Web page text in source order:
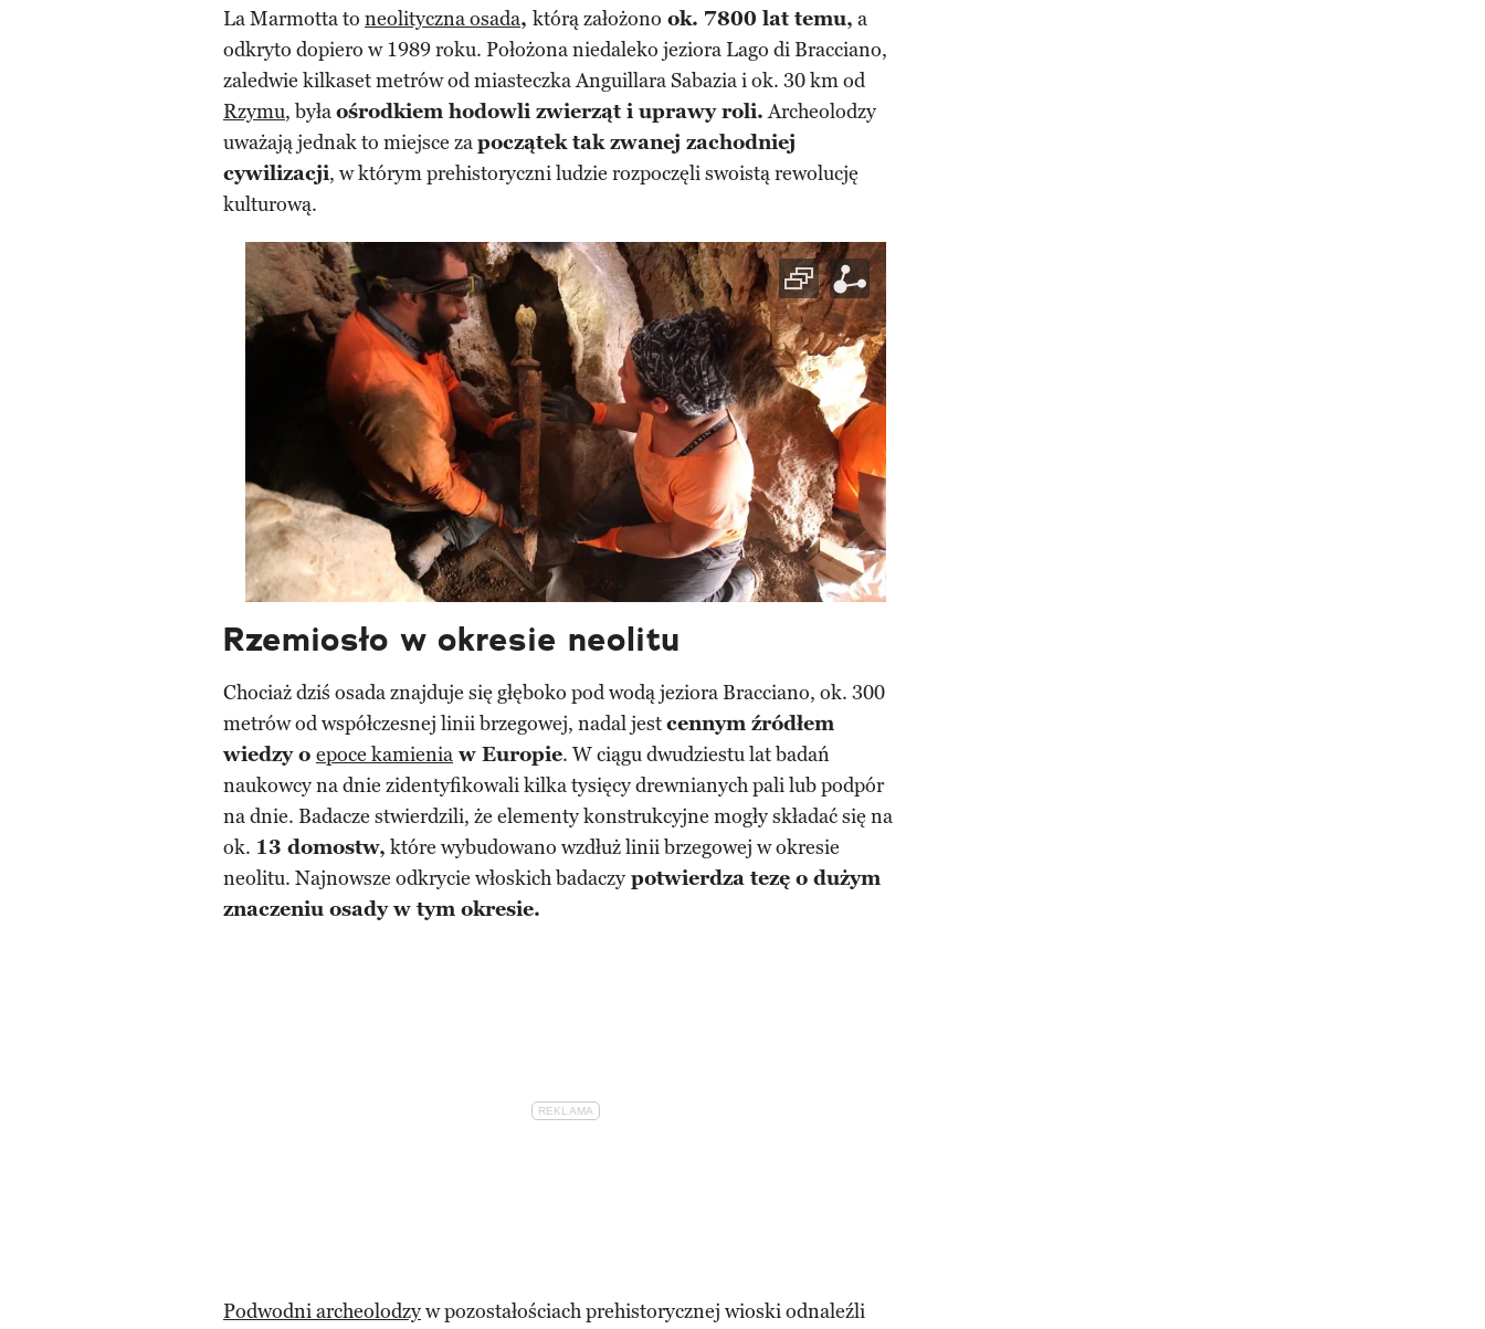
La Marmotta to neolityczna osada, którą założono ok. 7800 lat temu, a
odkryto dopiero w 1989 roku. Położona niedaleko jeziora Lago di Bracciano,
zaledwie kilkaset metrów od miasteczka Anguillara Sabazia i ok. 30 km od
Rzymu, byłaośrodkiem hodowli zwierząt i uprawy roli.Archeolodzy
uważają jednak to miejsce zapoczątek tak zwanej zachodniej
cywilizacji, w którym prehistoryczni ludzie rozpoczęli swoistą rewolucję
kulturową.
Rzemiosło w okresie neolitu
Chociaż dziś osada znajduje się głęboko pod wodą jeziora Bracciano, ok. 300
metrów od współczesnej linii brzegowej, nadal jestcennym źródłem
wiedzy o epoce kamienia w Europie. W ciągu dwudziestu lat badań
naukowcy na dnie zidentyfikowali kilka tysięcy drewnianych pali lub podpór
na dnie. Badacze stwierdzili, że elementy konstrukcyjne mogły składać się na
ok. 13 domostw, które wybudowano wzdłuż linii brzegowej w okresie
neolitu. Najnowsze odkrycie włoskich badaczy potwierdza tezę o dużym
znaczeniu osady w tym okresie.
Podwodni archeolodzyw pozostałościach prehistorycznej wioski odnaleźli